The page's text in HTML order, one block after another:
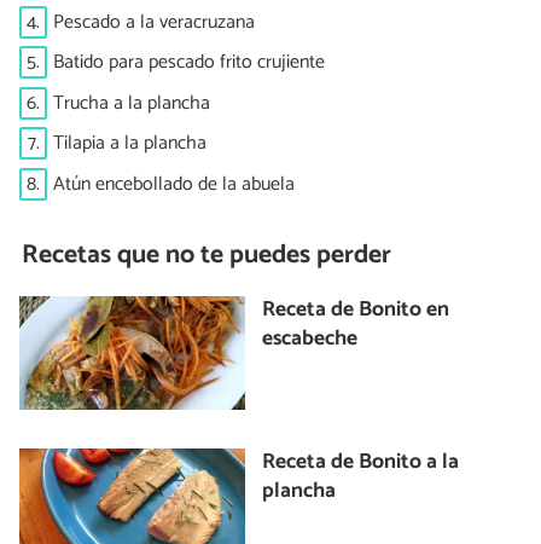
4. Pescado a la veracruzana
5. Batido para pescado frito crujiente
6. Trucha a la plancha
7. Tilapia a la plancha
8. Atún encebollado de la abuela
Recetas que no te puedes perder
Receta de Bonito en
escabeche
Receta de Bonito a la
plancha